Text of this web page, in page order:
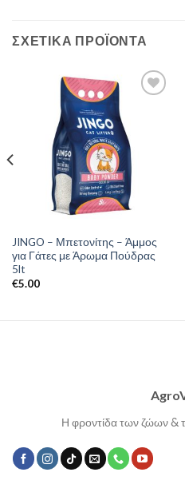
ΣΧΕΤΙΚΆ ΠΡΟΪΌΝΤΑ
JINGO – Μπετονίτης – Άμμος
για Γάτες με Άρωμα Πούδρας
5lt
€5.00
Η φροντίδα των ζώων &